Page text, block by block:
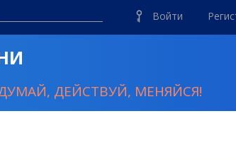
Войти
ДЕЙСТВУЙ, МЕНЯЙСЯ!